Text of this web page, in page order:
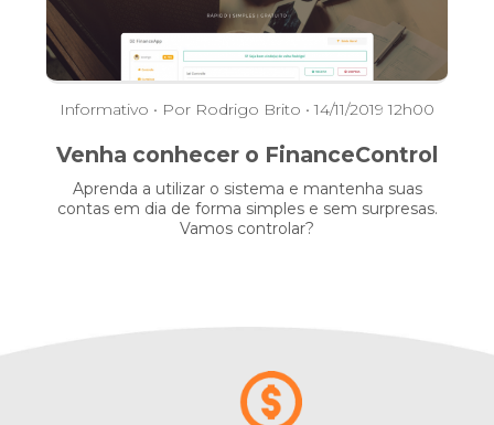
Informativo • Por Rodrigo Brito • 14/11/2019 12h00
Venha conhecer o FinanceControl
Aprenda a utilizar o sistema e mantenha suas
contas em dia de forma simples e sem surpresas.
Vamos controlar?